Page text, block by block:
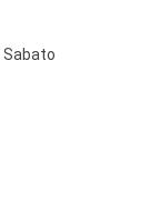
Sabato